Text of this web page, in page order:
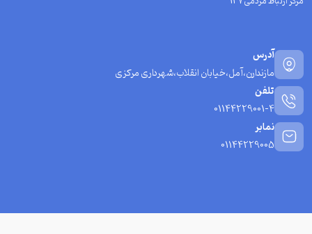
آدرس
مازندارن،آمل،خیابان انقلاب،شهرداری مرکزی
تلفن
01144229001-4
نمابر
01144229005